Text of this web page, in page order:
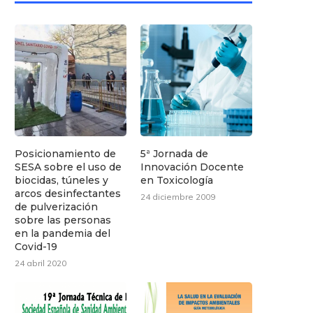
Posicionamiento de
SESA sobre el uso de
biocidas, túneles y
arcos desinfectantes
de pulverización
sobre las personas
en la pandemia del
Covid-19
24 abril 2020
5ª Jornada de
Innovación Docente
en Toxicología
24 diciembre 2009